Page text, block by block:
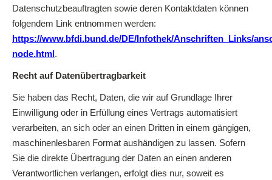
Datenschutzbeauftragten sowie deren Kontaktdaten können
folgendem Link entnommen werden:
https://www.bfdi.bund.de/DE/Infothek/Anschriften_Links/
node.html.
Recht auf Datenübertragbarkeit
Sie haben das Recht, Daten, die wir auf Grundlage Ihrer
Einwilligung oder in Erfüllung eines Vertrags automatisiert
verarbeiten, an sich oder an einen Dritten in einem gängigen,
maschinenlesbaren Format aushändigen zu lassen. Sofern
Sie die direkte Übertragung der Daten an einen anderen
Verantwortlichen verlangen, erfolgt dies nur, soweit es